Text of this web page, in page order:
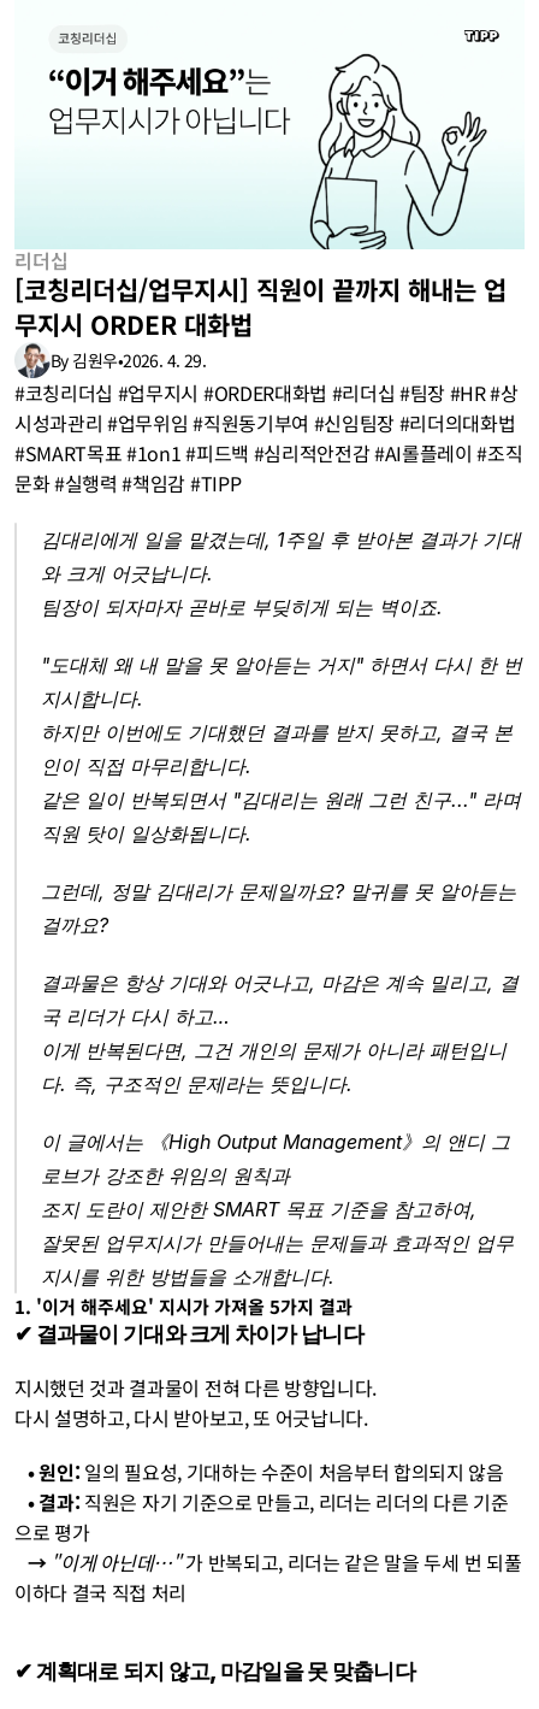
리더십
[코칭리더십/업무지시] 직원이 끝까지 해내는 업
무지시 ORDER 대화법
By 김원우•2026. 4. 29.
#코칭리더십 #업무지시 #ORDER대화법 #리더십 #팀장 #HR #상
시성과관리 #업무위임 #직원동기부여 #신임팀장 #리더의대화법
#SMART목표 #1on1 #피드백 #심리적안전감 #AI롤플레이 #조직
문화 #실행력 #책임감 #TIPP
김대리에게 일을 맡겼는데, 1주일 후 받아본 결과가 기대
와 크게 어긋납니다.
팀장이 되자마자 곧바로 부딪히게 되는 벽이죠.
"도대체 왜 내 말을 못 알아듣는 거지" 하면서 다시 한 번
지시합니다.
하지만 이번에도 기대했던 결과를 받지 못하고, 결국 본
인이 직접 마무리합니다.
같은 일이 반복되면서 "김대리는 원래 그런 친구..." 라며
직원 탓이 일상화됩니다.
그런데, 정말 김대리가 문제일까요? 말귀를 못 알아듣는
걸까요?
결과물은 항상 기대와 어긋나고, 마감은 계속 밀리고, 결
국 리더가 다시 하고…
이게 반복된다면, 그건 개인의 문제가 아니라 패턴입니
다. 즉, 구조적인 문제라는 뜻입니다.
이 글에서는 《High Output Management》의 앤디 그
로브가 강조한 위임의 원칙과
조지 도란이 제안한 SMART 목표 기준을 참고하여,
잘못된 업무지시가 만들어내는 문제들과 효과적인 업무
지시를 위한 방법들을 소개합니다.
1. '이거 해주세요' 지시가 가져올 5가지 결과
✔︎ 결과물이 기대와 크게 차이가 납니다
지시했던 것과 결과물이 전혀 다른 방향입니다.
다시 설명하고, 다시 받아보고, 또 어긋납니다.
   • 원인:
일의 필요성, 기대하는 수준이 처음부터 합의되지 않음
   • 결과:
직원은 자기 기준으로 만들고, 리더는 리더의 다른 기준
으로 평가
   →
"이게 아닌데…" 가 반복되고, 리더는 같은 말을 두세 번 되풀
이하다 결국 직접 처리
✔︎ 계획대로 되지 않고, 마감일을 못 맞춥니다